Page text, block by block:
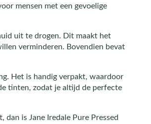
mensen met een gevoelige
uit te drogen. Dit maakt het
verminderen. Bovendien bevat
Het is handig verpakt, waardoor
tinten, zodat je altijd de perfecte
is Jane Iredale Pure Pressed